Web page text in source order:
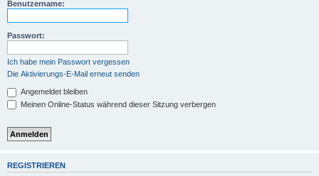
Benutzername:
Passwort:
Ich habe mein Passwort vergessen
Die Aktivierungs-E-Mail erneut senden
Angemeldet bleiben
Meinen Online-Status während dieser Sitzung verbergen
REGISTRIEREN